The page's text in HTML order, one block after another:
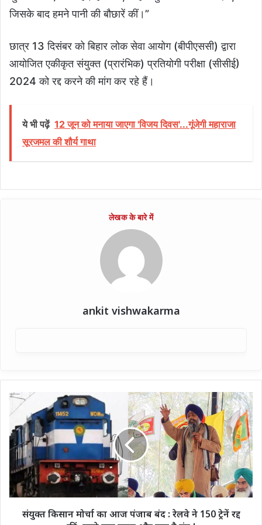
जिसके बाद हमने पानी की बौछारें कीं।”
छात्र 13 दिसंबर को बिहार लोक सेवा आयोग (बीपीएससी) द्वारा
आयोजित एकीकृत संयुक्त (प्रारंभिक) प्रतियोगी परीक्षा (सीसीई)
2024 को रद्द करने की मांग कर रहे हैं।
ये भी पढ़ें 12 जून को मनाया जाएगा 'विजय दिवस'...गूंजेगी महाराजा
सूरजमल की शौर्य गाथा
ankit vishwakarma
संयुक्त
किसान
का
आज
पंजाब
बंद
:
रेलवे
संयुक्त किसान मोर्चा का आज पंजाब बंद : रेलवे ने 150 ट्रेनें रद्द